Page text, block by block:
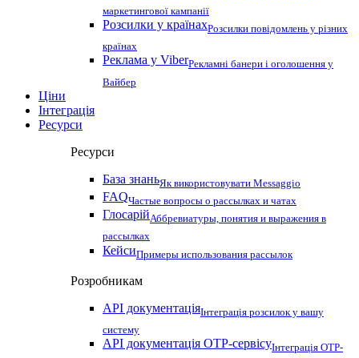
маркетингової кампанії
Розсилки у країнахРозсилки повідомлень у різних
країнах
Реклама у ViberРекламні банери і оголошення у
Вайбер
Ціни
Інтеграція
Ресурси
Ресурси
База знаньЯк використовувати Messaggio
FAQЧастые вопросы о рассылках и чатах
ГлосарійАббревиатуры, понятия и выражения в
рассылках
КейсиПримеры использования рассылок
Розробникам
API документаціяІнтеграція розсилок у вашу
систему
API документація OTP-сервісуІнтеграція OTP-